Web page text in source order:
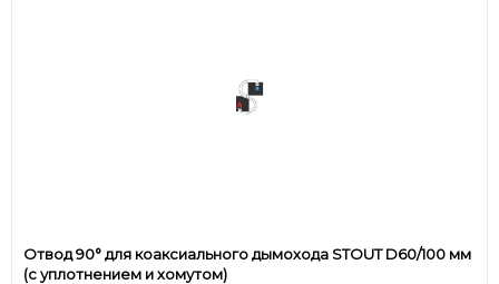
Отвод 90° для коаксиального дымохода STOUT D60/100 мм
(с уплотнением и хомутом)